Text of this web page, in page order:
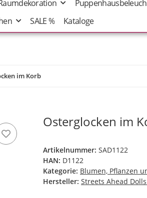
Raumdekoration
SALE % Kataloge
im Korb
Osterglocken im
Artikelnummer: SAD1122
HAN: D1122
Kategorie: Blumen, Pflanzen
Hersteller: Streets Ahead